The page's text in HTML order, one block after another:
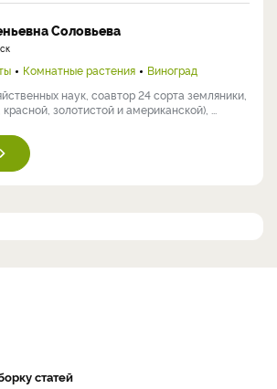
Соловьева
Комнатные растения
Виноград
наук, соавтор 24 сорта земляники,
золотистой и американской), ...
статей